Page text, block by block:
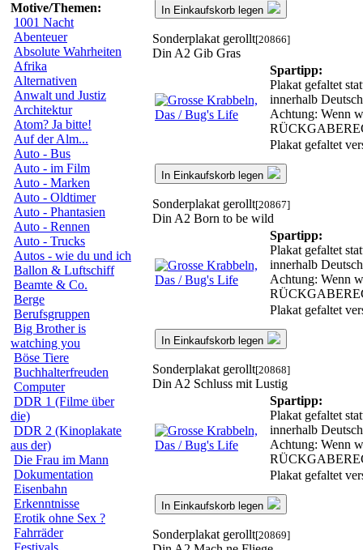
Motive/Themen:
1001 Nacht
Abenteuer
Absolute Wahrheiten
Afrika
Alternativen
Anwalt und Justiz
Architektur
Atom? Ja bitte!
Auf der Alm...
Auto - Bus
Auto - im Film
Auto - Marken
Auto - Oldtimer
Auto - Phantasien
Auto - Rennen
Auto - Trucks
Autos - wie du und ich
Ballon & Luftschiff
Beamte & Co.
Berge
Berufsgruppen
Big Brother is
watching you
Böse Tiere
Buchhalterfreuden
Computer
DDR 1 (Filme über
die)
DDR 2 (Kinoplakate
aus der)
Die Frau im Mann
Dokumentation
Eisenbahn
Erkenntnisse
Erotik ohne Sex ?
Fahrräder
Festivals,
In Einkaufskorb legen
Sonderplakat gerollt[20866]
Din A2 Gib Gras
Spartipp:
Plakat gefaltet
innerhalb
Achtung: Wenn
Plakat gefaltet
In Einkaufskorb legen
Sonderplakat gerollt[20867]
Din A2 Born to be wild
Spartipp:
Plakat gefaltet
innerhalb
Achtung: Wenn
Plakat gefaltet
In Einkaufskorb legen
Sonderplakat gerollt[20868]
Din A2 Schluss mit Lustig
Spartipp:
Plakat gefaltet
innerhalb
Achtung: Wenn
Plakat gefaltet
In Einkaufskorb legen
Sonderplakat gerollt[20869]